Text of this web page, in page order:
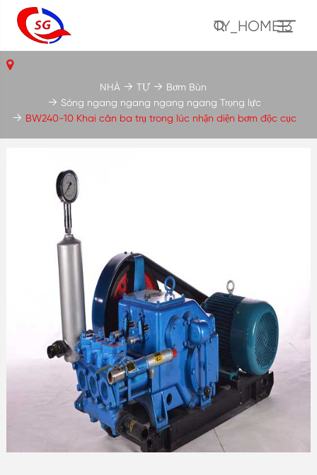
TY_HOME13
NHÀ TỰ
Bơm Bùn
Sóng ngang ngang ngang ngang Trọng lực
BW240-10 Khai cân ba trụ trong lúc nhận diện bơm độc cục